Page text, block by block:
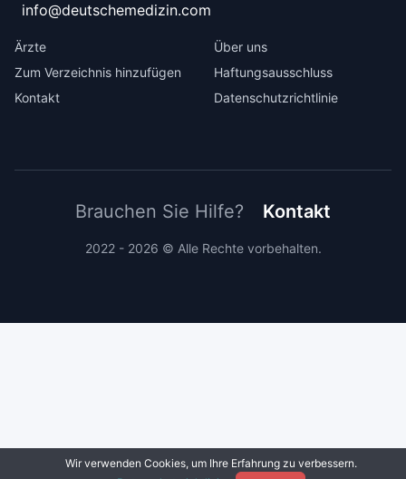
info@deutschemedizin.com
Ärzte
Zum Verzeichnis hinzufügen
Kontakt
Über uns
Haftungsausschluss
Datenschutzrichtlinie
Brauchen Sie Hilfe? Kontakt
2022 - 2026 © Alle Rechte vorbehalten.
Wir verwenden Cookies, um Ihre Erfahrung zu verbessern.